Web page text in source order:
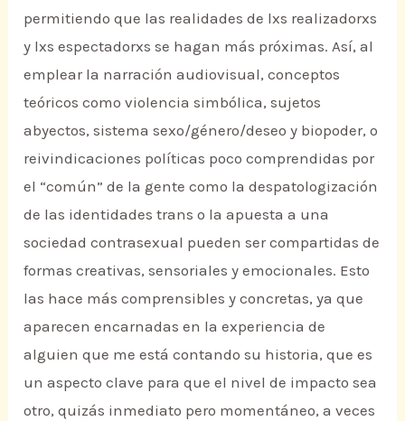
permitiendo que las realidades de lxs realizadorxs
y lxs espectadorxs se hagan más próximas. Así, al
emplear la narración audiovisual, conceptos
teóricos como violencia simbólica, sujetos
abyectos, sistema sexo/género/deseo y biopoder, o
reivindicaciones políticas poco comprendidas por
el “común” de la gente como la despatologización
de las identidades trans o la apuesta a una
sociedad contrasexual pueden ser compartidas de
formas creativas, sensoriales y emocionales. Esto
las hace más comprensibles y concretas, ya que
aparecen encarnadas en la experiencia de
alguien que me está contando su historia, que es
un aspecto clave para que el nivel de impacto sea
otro, quizás inmediato pero momentáneo, a veces